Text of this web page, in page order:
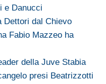
e Danucci
Dettori dal Chievo
Fabio Mazzeo ha
della Juve Stabia
presi Beatrizzotti